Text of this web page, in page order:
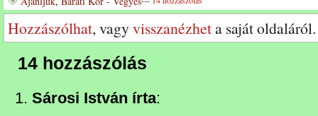
Hozzászólhat, vagyvisszanézheta saját oldaláról.
14 hozzászólás
Sárosi István írta: